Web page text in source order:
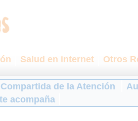
Salud en internet Otros
de la Atención
acompaña